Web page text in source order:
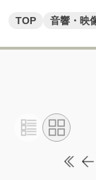
TOP 音響・映